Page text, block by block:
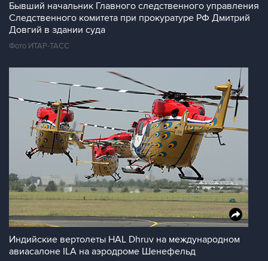
Бывший начальник Главного следственного управления
Следственного комитета при прокуратуре РФ Дмитрий
Довгий в здании суда
Фото ИТАР-ТАСС
Индийские вертолеты HAL Dhruv на международном
авиасалоне ILA на аэродроме Шенефельд